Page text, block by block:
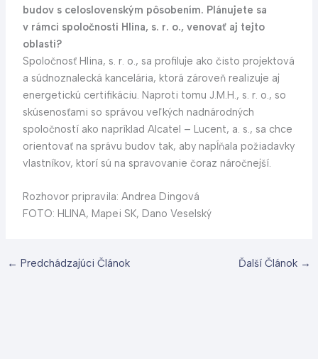
budov s celoslovenským pôsobením. Plánujete sa
v rámci spoločnosti Hlina, s. r. o., venovať aj tejto
oblasti?
Spoločnosť Hlina, s. r. o., sa profiluje ako čisto projektová
a súdnoznalecká kancelária, ktorá zároveň realizuje aj
energetickú certifikáciu. Naproti tomu J.M.H., s. r. o., so
skúsenosťami so správou veľkých nadnárodných
spoločností ako napríklad Alcatel – Lucent, a. s., sa chce
orientovať na správu budov tak, aby napĺňala požiadavky
vlastníkov, ktorí sú na spravovanie čoraz náročnejší.
Rozhovor pripravila: Andrea Dingová
FOTO: HLINA, Mapei SK, Dano Veselský
← Predchádzajúci Článok Ďalší Článok →